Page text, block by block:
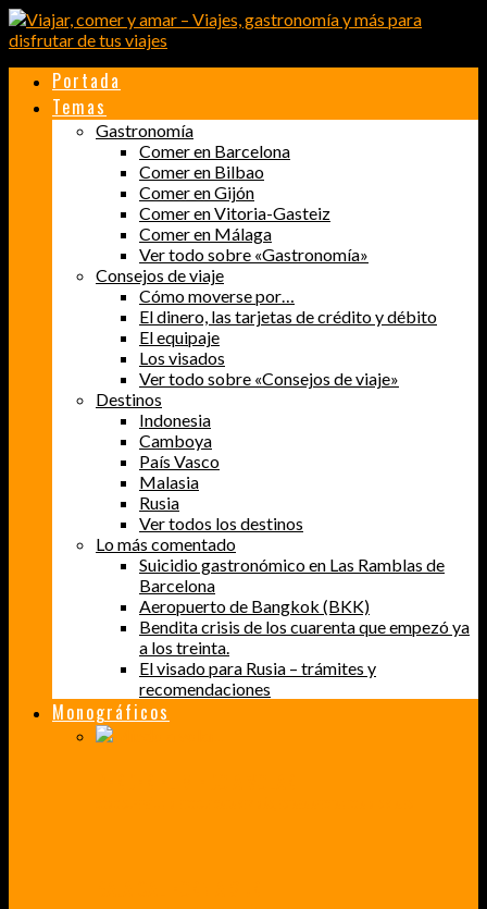
Portada
Temas
Gastronomía
Comer en Barcelona
Comer en Bilbao
Comer en Gijón
Comer en Vitoria-Gasteiz
Comer en Málaga
Ver todo sobre «Gastronomía»
Consejos de viaje
Cómo moverse por…
El dinero, las tarjetas de crédito y débito
El equipaje
Los visados
Ver todo sobre «Consejos de viaje»
Destinos
Indonesia
Camboya
País Vasco
Malasia
Rusia
Ver todos los destinos
Lo más comentado
Suicidio gastronómico en Las Ramblas de
Barcelona
Aeropuerto de Bangkok (BKK)
Bendita crisis de los cuarenta que empezó ya
a los treinta.
El visado para Rusia – trámites y
recomendaciones
Monográficos